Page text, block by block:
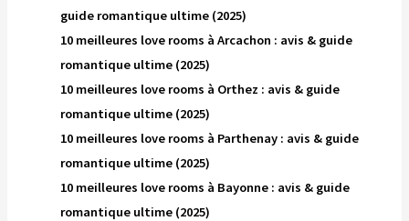
guide romantique ultime (2025)
10 meilleures love rooms à Arcachon : avis & guide
romantique ultime (2025)
10 meilleures love rooms à Orthez : avis & guide
romantique ultime (2025)
10 meilleures love rooms à Parthenay : avis & guide
romantique ultime (2025)
10 meilleures love rooms à Bayonne : avis & guide
romantique ultime (2025)